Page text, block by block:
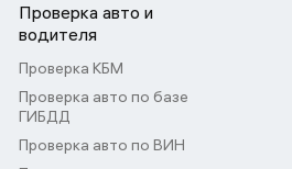
Проверка авто и
водителя
Проверка КБМ
Проверка авто по базе
ГИБДД
Проверка авто по ВИН